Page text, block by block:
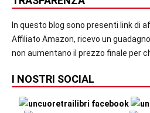
In questo blog sono presenti link di
Affiliato Amazon, ricevo un
non aumentano il prezzo finale per
I NOSTRI SOCIAL